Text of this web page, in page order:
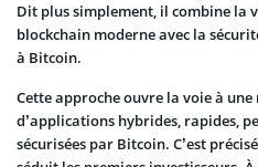
Dit plus simplement, il combine la
blockchain moderne avec la
à Bitcoin.
Cette approche ouvre la voie à
d’applications hybrides, rapides,
sécurisées par Bitcoin. C’est